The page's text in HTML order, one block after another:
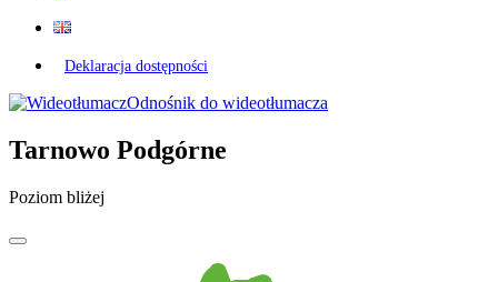
Deklaracja dostępności
Odnośnik do wideotłumacza
Tarnowo Podgórne
Poziom bliżej